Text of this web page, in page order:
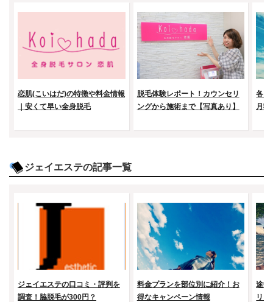
恋肌(こいはだ)の特徴や料金情報
｜安くて早い全身脱毛
脱毛体験レポート！カウンセリ
ングから施術まで【写真あり】
各プ
月額
ジェイエステの記事一覧
ジェイエステの口コミ・評判を
調査！脇脱毛が300円？
料金プランを部位別に紹介！お
得なキャンペーン情報
途中
リ